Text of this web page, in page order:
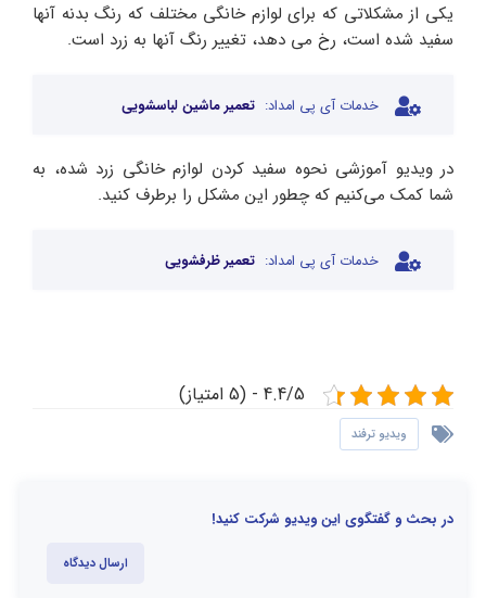
یکی از مشکلاتی که برای لوازم خانگی مختلف که رنگ بدنه آنها
سفید شده است، رخ می دهد، تغییر رنگ آنها به زرد است.
خدمات آی پی امداد: تعمیر ماشین لباسشویی
در ویدیو آموزشی نحوه سفید کردن لوازم خانگی زرد شده، به
شما کمک می‌کنیم که چطور این مشکل را برطرف کنید.
خدمات آی پی امداد: تعمیر ظرفشویی
4.4/5 - (5 امتیاز)
ویدیو ترفند
در بحث و گفتگوی این ویدیو شرکت کنید!
ارسال دیدگاه